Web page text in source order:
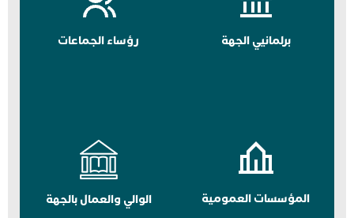
برلمانيي الجهة رؤساء الجماعات
المؤسسات العمومية الوالي والعمال بالجهة